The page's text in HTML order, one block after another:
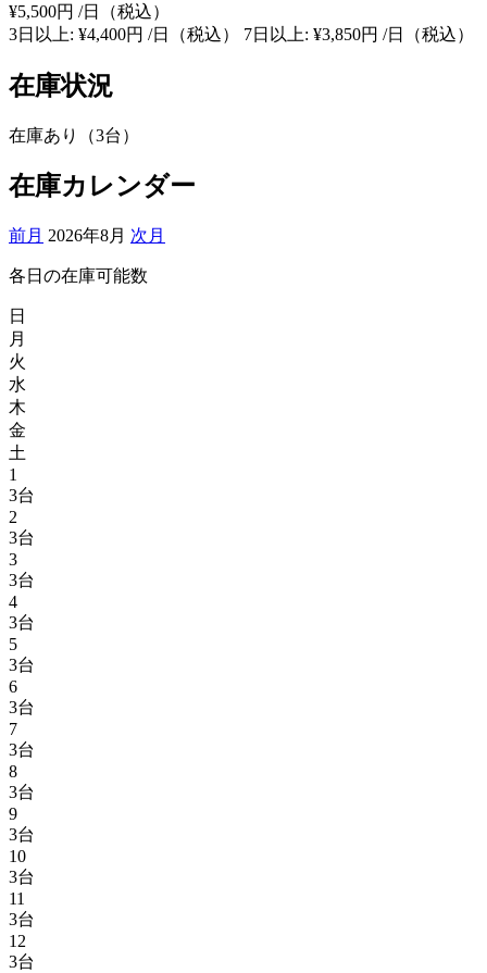
¥5,500円 /日（税込）
3日以上: ¥4,400円 /日（税込）
7日以上: ¥3,850円 /日（税込）
在庫状況
在庫あり（3台）
在庫カレンダー
前月 2026年8月 次月
各日の在庫可能数
日
月
火
水
木
金
土
1
3台
2
3台
3
3台
4
3台
5
3台
6
3台
7
3台
8
3台
9
3台
10
3台
11
3台
12
3台